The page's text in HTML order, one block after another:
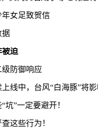
女足致贺信
据
被迫
防御响应
坑”一定要避开！
这些行为！